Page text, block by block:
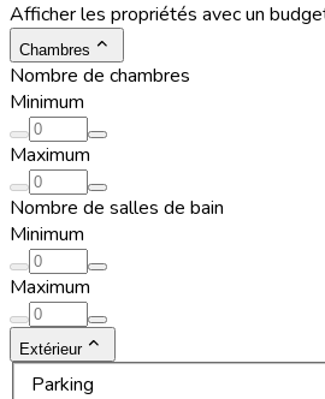
Afficher les propriétés avec un
Chambres
Nombre de chambres
Minimum
Maximum
Nombre de salles de bain
Minimum
Maximum
Extérieur
Parking